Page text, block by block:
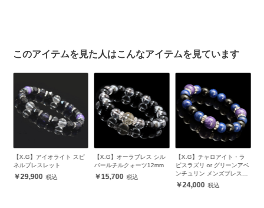
このアイテムを見た人はこんなアイテムを見ています
【X.G】オーラブレス シル
バールチルクォーツ12mm
15,700
【X.G】チャロアイト・ラ
ピスラズリ or グリーンアベ
ンチュリン メンズブレスレ
ット
【X.G】オーラブレス チャ
ロアイト12mm
13,900